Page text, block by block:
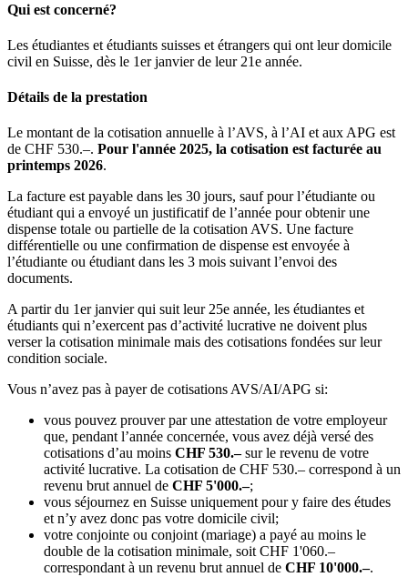
Qui est concerné?
Les étudiantes et étudiants suisses et étrangers qui ont leur domicile
civil en Suisse, dès le 1er janvier de leur 21e année.
Détails de la prestation
Le montant de la cotisation annuelle à l’AVS, à l’AI et aux APG est
de CHF 530.–. Pour l'année 2025, la cotisation est facturée au
printemps 2026.
La facture est payable dans les 30 jours, sauf pour l’étudiante ou
étudiant qui a envoyé un justificatif de l’année pour obtenir une
dispense totale ou partielle de la cotisation AVS. Une facture
différentielle ou une confirmation de dispense est envoyée à
l’étudiante ou étudiant dans les 3 mois suivant l’envoi des
documents.
A partir du 1er janvier qui suit leur 25e année, les étudiantes et
étudiants qui n’exercent pas d’activité lucrative ne doivent plus
verser la cotisation minimale mais des cotisations fondées sur leur
condition sociale.
Vous n’avez pas à payer de cotisations AVS/AI/APG si:
vous pouvez prouver par une attestation de votre employeur
que, pendant l’année concernée, vous avez déjà versé des
cotisations d’au moins CHF 530.–sur le revenu de votre
activité lucrative. La cotisation de CHF 530.– correspond à un
revenu brut annuel de CHF 5'000.–;
vous séjournez en Suisse uniquement pour y faire des études
et n’y avez donc pas votre domicile civil;
votre conjointe ou conjoint (mariage) a payé au moins le
double de la cotisation minimale, soit CHF 1'060.–
correspondant à un revenu brut annuel de CHF 10'000.–.